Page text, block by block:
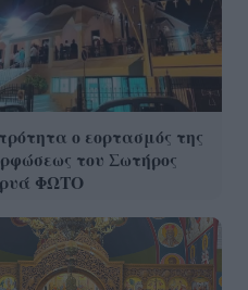
ο εορτασμός της
του Σωτήρος
ΦΩΤΟ